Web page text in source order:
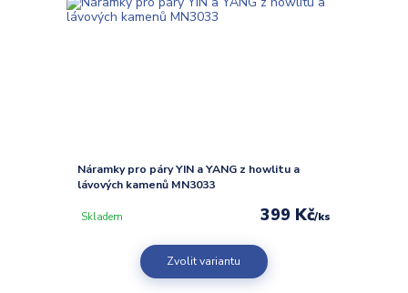
Náramky pro páry YIN a YANG z howlitu a
lávových kamenů MN3033
399 Kč/ks
Skladem
Zvolit variantu